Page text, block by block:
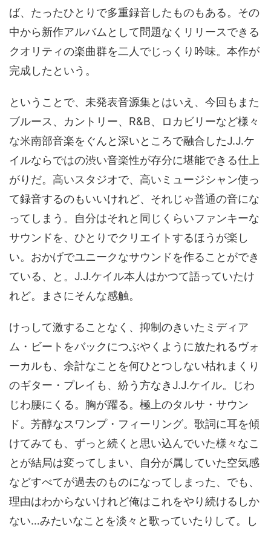
ば、たったひとりで多重録音したものもある。その
中から新作アルバムとして問題なくリリースできる
クオリティの楽曲群を二人でじっくり吟味。本作が
完成したという。
ということで、未発表音源集とはいえ、今回もまた
ブルース、カントリー、R&B、ロカビリーなど様々
な米南部音楽をぐんと深いところで融合したJ.J.ケ
イルならではの渋い音楽性が存分に堪能できる仕上
がりだ。高いスタジオで、高いミュージシャン使っ
て録音するのもいいけれど、それじゃ普通の音にな
ってしまう。自分はそれと同じくらいファンキーな
サウンドを、ひとりでクリエイトするほうが楽し
い。おかげでユニークなサウンドを作ることができ
ている、と。J.J.ケイル本人はかつて語っていたけ
れど。まさにそんな感触。
けっして激することなく、抑制のきいたミディア
ム・ビートをバックにつぶやくように放たれるヴォ
ーカルも、余計なことを何ひとつしない枯れまくり
のギター・プレイも、紛う方なきJ.J.ケイル。じわ
じわ腰にくる。胸が躍る。極上のタルサ・サウン
ド。芳醇なスワンプ・フィーリング。歌詞に耳を傾
けてみても、ずっと続くと思い込んでいた様々なこ
とが結局は変ってしまい、自分が属していた空気感
などすべてが過去のものになってしまった、でも、
理由はわからないけれど俺はこれをやり続けるしか
ない…みたいなことを淡々と歌っていたりして。し